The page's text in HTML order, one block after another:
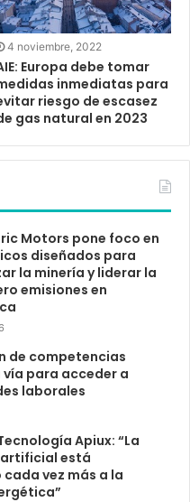
4 noviembre, 2022
Europa debe tomar
inmediatas para
riesgo de escasez
gas natural en 2023
Motors pone foco en
diseñados para
la minería y liderar la
emisiones en
de competencias
para acceder a
laborales
Apiux: “La
está
vez más a la